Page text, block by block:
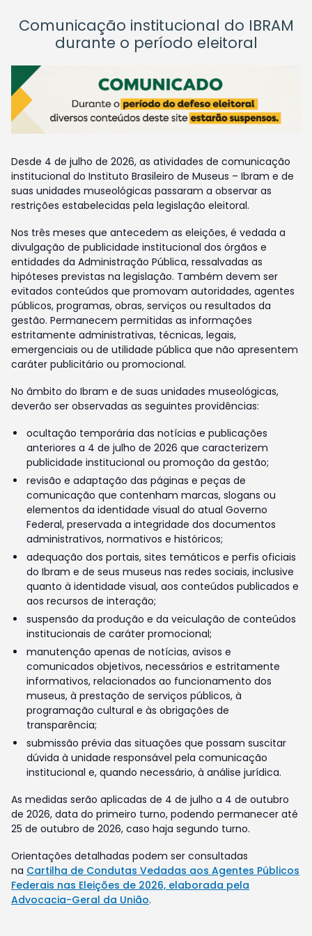
Comunicação institucional do IBRAM
durante o período eleitoral
Desde 4 de julho de 2026, as atividades de comunicação
institucional do Instituto Brasileiro de Museus – Ibram e de
suas unidades museológicas passaram a observar as
restrições estabelecidas pela legislação eleitoral.
Nos três meses que antecedem as eleições, é vedada a
divulgação de publicidade institucional dos órgãos e
entidades da Administração Pública, ressalvadas as
hipóteses previstas na legislação. Também devem ser
evitados conteúdos que promovam autoridades, agentes
públicos, programas, obras, serviços ou resultados da
gestão. Permanecem permitidas as informações
estritamente administrativas, técnicas, legais,
emergenciais ou de utilidade pública que não apresentem
caráter publicitário ou promocional.
No âmbito do Ibram e de suas unidades museológicas,
deverão ser observadas as seguintes providências:
ocultação temporária das notícias e publicações
anteriores a 4 de julho de 2026 que caracterizem
publicidade institucional ou promoção da gestão;
revisão e adaptação das páginas e peças de
comunicação que contenham marcas, slogans ou
elementos da identidade visual do atual Governo
Federal, preservada a integridade dos documentos
administrativos, normativos e históricos;
adequação dos portais, sites temáticos e perfis oficiais
do Ibram e de seus museus nas redes sociais, inclusive
quanto à identidade visual, aos conteúdos publicados e
aos recursos de interação;
suspensão da produção e da veiculação de conteúdos
institucionais de caráter promocional;
manutenção apenas de notícias, avisos e
comunicados objetivos, necessários e estritamente
informativos, relacionados ao funcionamento dos
museus, à prestação de serviços públicos, à
programação cultural e às obrigações de
transparência;
submissão prévia das situações que possam suscitar
dúvida à unidade responsável pela comunicação
institucional e, quando necessário, à análise jurídica.
As medidas serão aplicadas de 4 de julho a 4 de outubro
de 2026, data do primeiro turno, podendo permanecer até
25 de outubro de 2026, caso haja segundo turno.
Orientações detalhadas podem ser consultadas
na Cartilha de Condutas Vedadas aos Agentes Públicos
Federais nas Eleições de 2026, elaborada pela
Advocacia-Geral da União.